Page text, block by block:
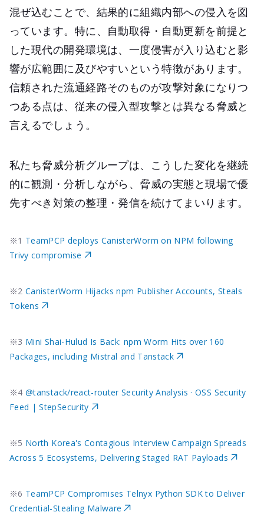
混ぜ込むことで、結果的に組織内部への侵入を図
っています。特に、自動取得・自動更新を前提と
した現代の開発環境は、一度侵害が入り込むと影
響が広範囲に及びやすいという特徴があります。
信頼された流通経路そのものが攻撃対象になりつ
つある点は、従来の侵入型攻撃とは異なる脅威と
言えるでしょう。
私たち脅威分析グループは、こうした変化を継続
的に観測・分析しながら、脅威の実態と現場で優
先すべき対策の整理・発信を続けてまいります。
※1 TeamPCP deploys CanisterWorm on NPM following
Trivy compromise
※2CanisterWorm Hijacks npm Publisher Accounts, Steals
Tokens
※3 Mini Shai-Hulud Is Back: npm Worm Hits over 160
Packages, including Mistral and Tanstack
※4@tanstack/react-router Security Analysis · OSS Security
Feed | StepSecurity
※5 North Korea's Contagious Interview Campaign Spreads
Across 5 Ecosystems, Delivering Staged RAT Payloads
※6 TeamPCP Compromises Telnyx Python SDK to Deliver
Credential-Stealing Malware